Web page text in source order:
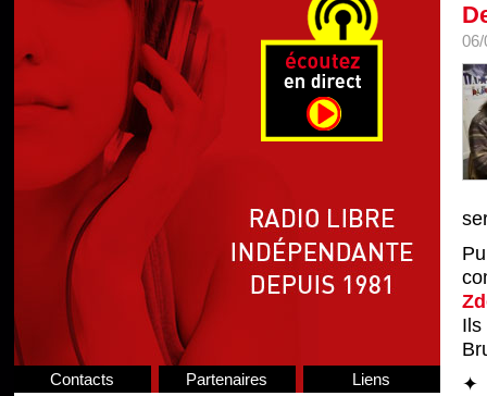
Contacts Partenaires Liens
06/
✦